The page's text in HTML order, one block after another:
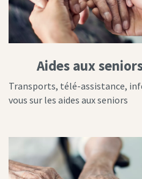
Aides aux
Transports, télé-assistance,
vous sur les aides aux seniors